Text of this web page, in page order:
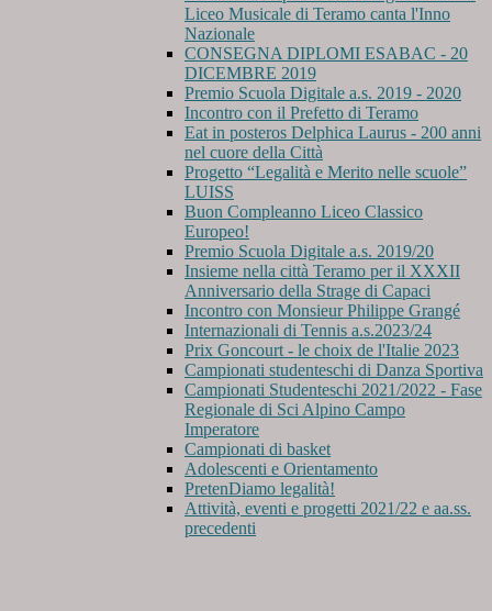
Liceo Musicale di Teramo canta l'Inno
Nazionale
CONSEGNA DIPLOMI ESABAC - 20
DICEMBRE 2019
Premio Scuola Digitale a.s. 2019 - 2020
Incontro con il Prefetto di Teramo
Eat in posteros Delphica Laurus - 200 anni
nel cuore della Città
Progetto “Legalità e Merito nelle scuole”
LUISS
Buon Compleanno Liceo Classico
Europeo!
Premio Scuola Digitale a.s. 2019/20
Insieme nella città Teramo per il XXXII
Anniversario della Strage di Capaci
Incontro con Monsieur Philippe Grangé
Internazionali di Tennis a.s.2023/24
Prix Goncourt - le choix de l'Italie 2023
Campionati studenteschi di Danza Sportiva
Campionati Studenteschi 2021/2022 - Fase
Regionale di Sci Alpino Campo
Imperatore
Campionati di basket
Adolescenti e Orientamento
PretenDiamo legalità!
Attività, eventi e progetti 2021/22 e aa.ss.
precedenti